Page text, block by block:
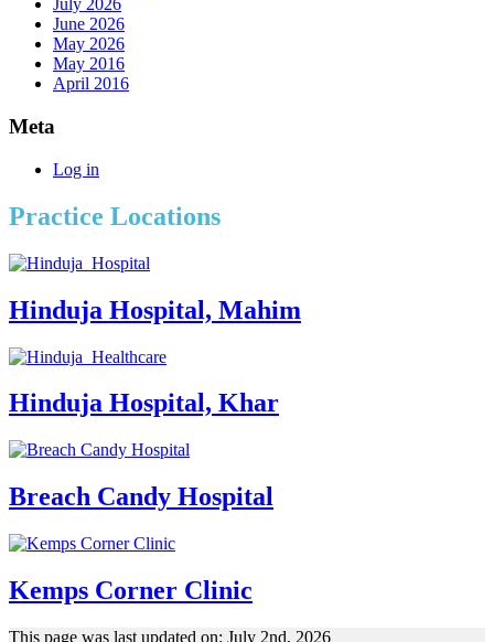
July 2026
June 2026
May 2026
May 2016
April 2016
Meta
Log in
Practice Locations
Hinduja Hospital, Mahim
Hinduja Hospital, Khar
Breach Candy Hospital
Kemps Corner Clinic
This page was last updated on: July 2nd, 2026